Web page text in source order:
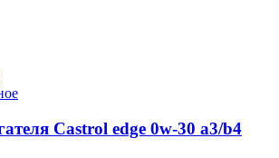
Castrol edge 0w-30 a3/b4